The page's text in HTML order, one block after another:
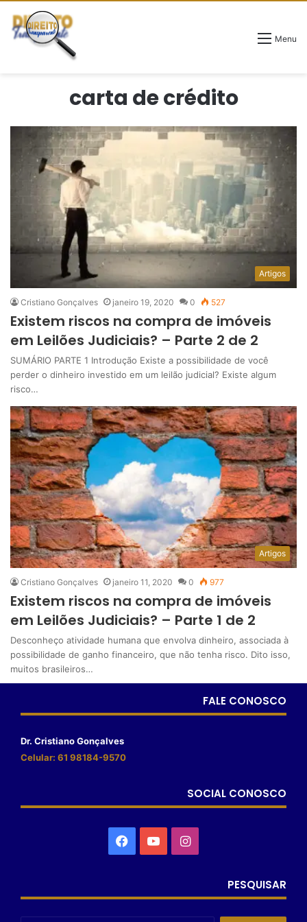
Menu
carta de crédito
Artigos
Cristiano Gonçalves janeiro 19, 2020 0 527
Existem riscos na compra de imóveis
em Leilões Judiciais? – Parte 2 de 2
SUMÁRIO PARTE 1 Introdução Existe a possibilidade de você
perder o dinheiro investido em um leilão judicial? Existe algum
risco…
Artigos
Cristiano Gonçalves janeiro 11, 2020 0 977
Existem riscos na compra de imóveis
em Leilões Judiciais? – Parte 1 de 2
Desconheço atividade humana que envolva dinheiro, associada à
possibilidade de ganho financeiro, que não tenha risco. Dito isso,
muitos brasileiros…
FALE CONOSCO
Dr. Cristiano Gonçalves
Celular: 61 98184-9570
SOCIAL CONOSCO
PESQUISAR